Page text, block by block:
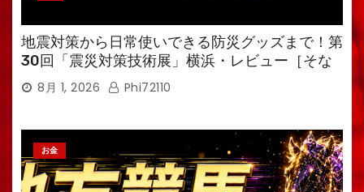
地震対策から日常使いできる防災グッズまで！第
30回「震災対策技術展」横浜・レビュー［そな
えるTV・高荷智也］
8月 1, 2026 Phi72110
お金